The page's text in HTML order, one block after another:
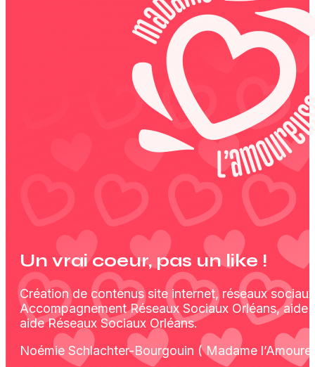
Un vrai coeur, pas un like !
Création de contenus site internet, réseaux
Accompagnement Réseaux Sociaux Orléans, aide
aide Réseaux Sociaux Orléans.
Noémie Schlachter-Bourgouin ( Madame